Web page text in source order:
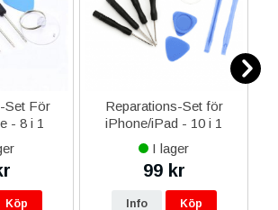
Set För
- 8 i 1
Köp
Reparations-Set för
iPhone/iPad - 10 i 1
I lager
99 kr
Info Köp